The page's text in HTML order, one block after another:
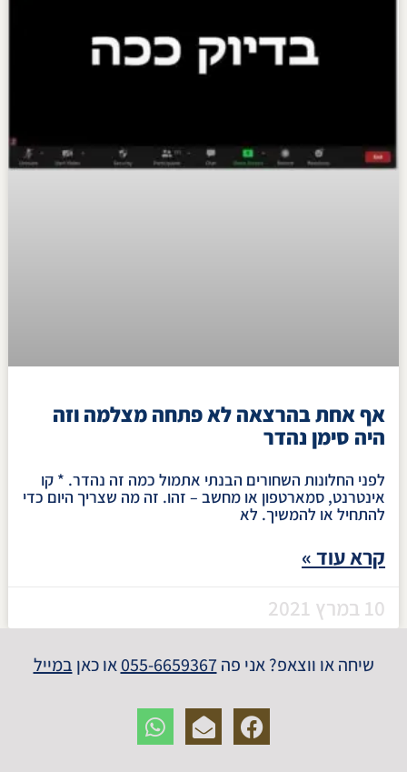
אף אחת בהרצאה לא פתחה מצלמה וזה
היה סימן נהדר
לפני החלונות השחורים הבנתי אתמול כמה זה נהדר. * קו
אינטרנט, סמארטפון או מחשב – זהו. זה מה שצריך היום כדי
להתחיל או להמשיך. לא
קרא עוד »
10 במרץ 2021
שיחה או ווצאפ? אני פה 055-6659367או כאן במייל